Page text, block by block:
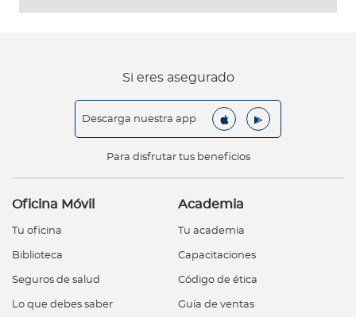
Si eres asegurado
Descarga nuestra app
Para disfrutar tus beneficios
Oficina Móvil
Tu oficina
Biblioteca
Seguros de salud
Lo que debes saber
Academia
Tu academia
Capacitaciones
Código de ética
Guía de ventas